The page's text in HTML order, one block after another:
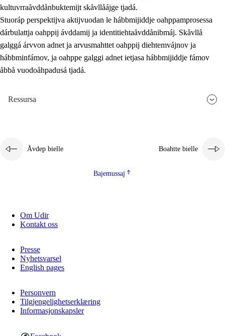
kultuvrraåvddånbuktemijt skåvllåájge tjadá.
Stuoráp perspektijva aktijvuodan le hábbmijiddje oahppamprosessa
dárbulattja oahppij ávddamij ja identitiehtaåvddånibmáj. Skåvllå
galggá árvvon adnet ja arvusmahttet oahppij diehtemvájnov ja
hábbminfámov, ja oahppe galggi adnet ietjasa hábbmijiddje fámov
åbbå vuodoåhpadusá tjadá.
Ressursa
Åvdep bielle Boahtte bielle
Bajemussaj
Om Udir
Kontakt oss
Presse
Nyhetsvarsel
English pages
Personvern
Tilgjengelighetserklæring
Informasjonskapsler